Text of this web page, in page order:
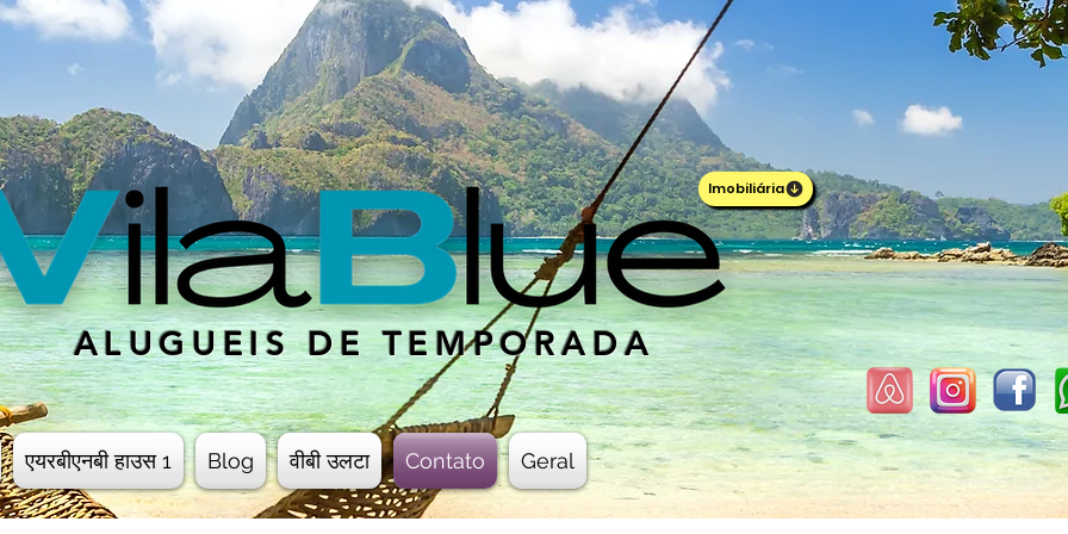
Imobiliária
ALUGUEIS DE TEMPORADA
एयरबीएनबी हाउस 1 Blog वीबी उलटा Contato Geral